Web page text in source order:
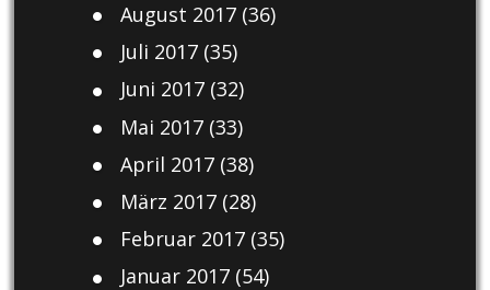
August 2017(36)
Juli 2017(35)
Juni 2017(32)
Mai 2017(33)
April 2017(38)
März 2017(28)
Februar 2017(35)
Januar 2017(54)